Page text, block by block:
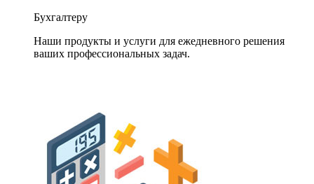
Бухгалтеру
Наши продукты и услуги для ежедневного решения
ваших профессиональных задач.